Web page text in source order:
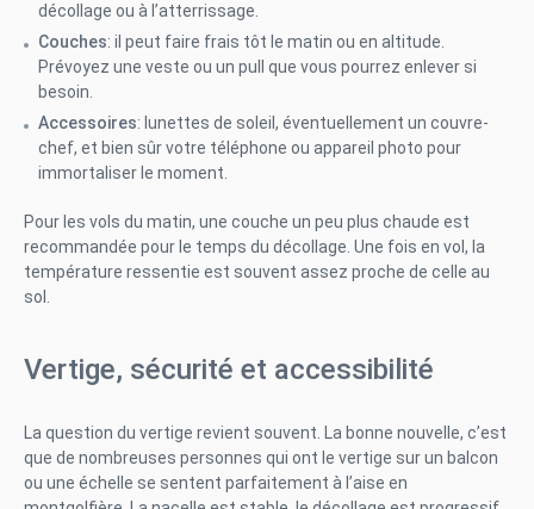
décollage ou à l’atterrissage.
Couches: il peut faire frais tôt le matin ou en altitude.
Prévoyez une veste ou un pull que vous pourrez enlever si
besoin.
Accessoires: lunettes de soleil, éventuellement un couvre-
chef, et bien sûr votre téléphone ou appareil photo pour
immortaliser le moment.
Pour les vols du matin, une couche un peu plus chaude est
recommandée pour le temps du décollage. Une fois en vol, la
température ressentie est souvent assez proche de celle au
sol.
Vertige, sécurité et accessibilité
La question du vertige revient souvent. La bonne nouvelle, c’est
que de nombreuses personnes qui ont le vertige sur un balcon
ou une échelle se sentent parfaitement à l’aise en